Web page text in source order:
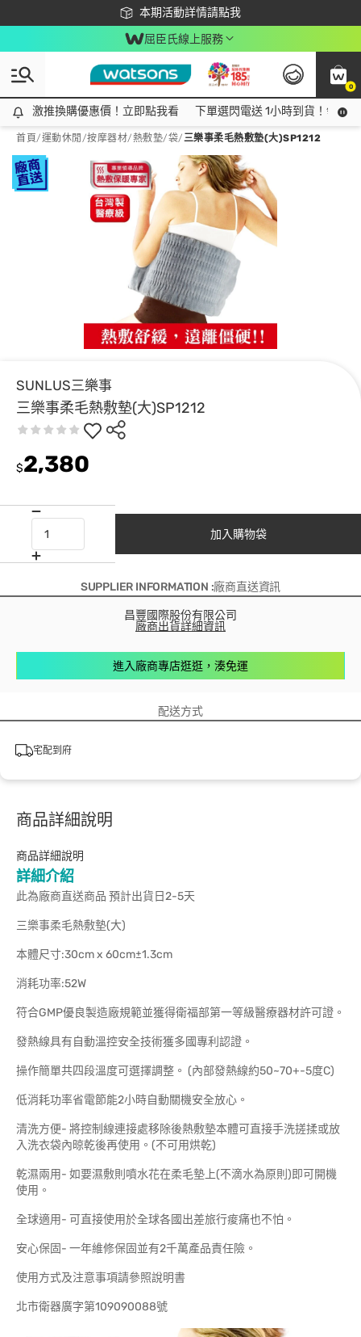
本期活動詳情請點我
下載app最高回饋$350
屈臣氏線上服務
0
激推換購優惠價！立即點我看
激推換購優惠價！立即點我看 下單選閃電送 1小時到貨！領神
首頁/運動休閒 /按摩器材/熱敷墊/袋/三樂事柔毛熱敷墊(大)SP1212
SUNLUS三樂事
三樂事柔毛熱敷墊(大)SP1212
$2,380
加入購物袋
SUPPLIER INFORMATION :廠商直送資訊
昌豐國際股份有限公司
廠商出貨詳細資訊
進入廠商專店逛逛，湊免運
配送方式
宅配到府
商品詳細說明
商品詳細說明
詳細介紹
此為廠商直送商品 預計出貨日2-5天
三樂事柔毛熱敷墊(大)
本體尺寸:30cm x 60cm±1.3cm
消耗功率:52W
符合GMP優良製造廠規範並獲得衛福部第一等級醫療器材許可證。
發熱線具有自動溫控安全技術獲多國專利認證。
操作簡單共四段溫度可選擇調整。 (內部發熱線約50~70+-5度C)
低消耗功率省電節能2小時自動關機安全放心。
清洗方便- 將控制線連接處移除後熱敷墊本體可直接手洗搓揉或放
入洗衣袋內晾乾後再使用。(不可用烘乾)
乾濕兩用- 如要濕敷則噴水花在柔毛墊上(不滴水為原則)即可開機
使用。
全球適用- 可直接使用於全球各國出差旅行痠痛也不怕。
安心保固- 一年維修保固並有2千萬產品責任險。
使用方式及注意事項請參照說明書
北市衛器廣字第109090088號